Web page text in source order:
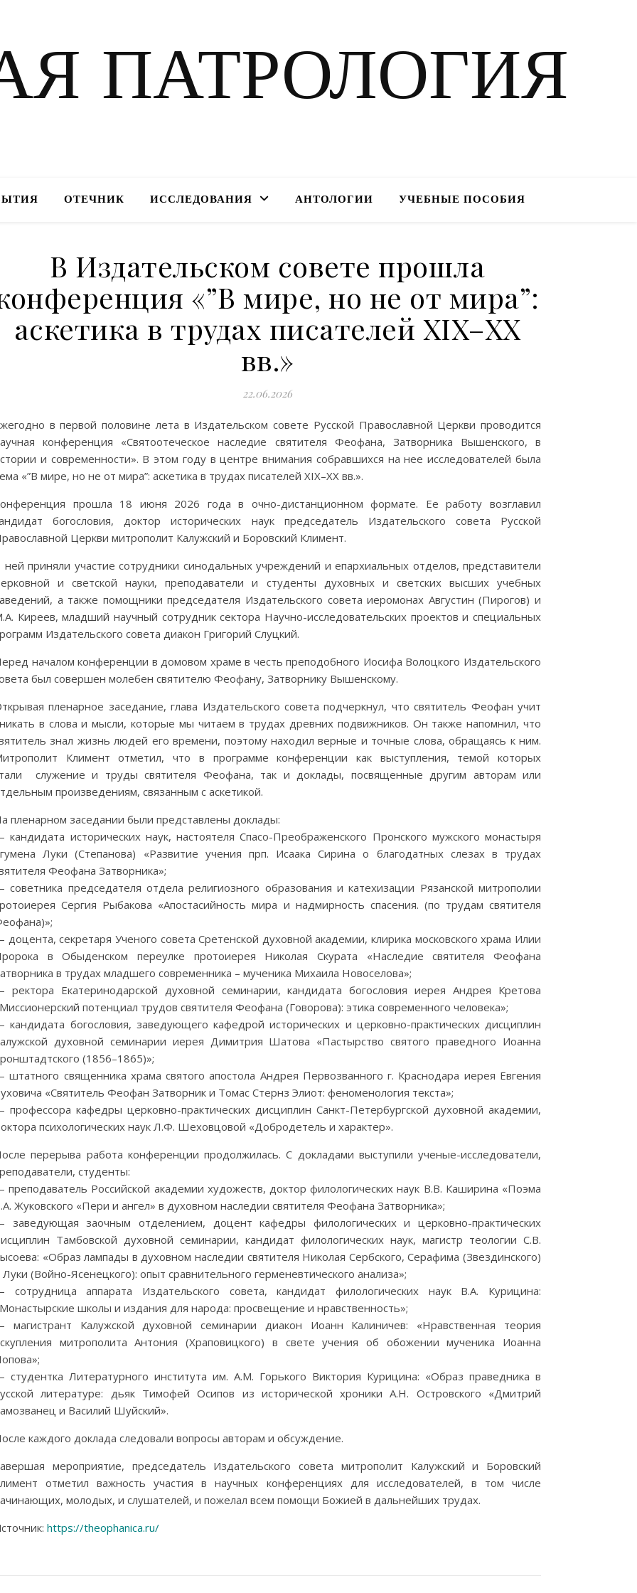
ПАТРОЛОГИЯ
ОТЕЧНИК ИССЛЕДОВАНИЯ АНТОЛОГИИ УЧЕБНЫЕ ПОСОБИЯ
В Издательском совете прошла
«”В мире, но не от мира”:
аскетика в трудах писателей XIX–XX
вв.»
22.06.2026
в первой половине лета в Издательском совете Русской Православной Церкви проводится
конференция «Святоотеческое наследие святителя Феофана, Затворника Вышенского, в
и современности». В этом году в центре внимания собравшихся на нее исследователей была
«”В мире, но не от мира”: аскетика в трудах писателей XIX–XX вв.».
прошла 18 июня 2026 года в очно-дистанционном формате. Ее работу возглавил
богословия, доктор исторических наук председатель Издательского совета Русской
Церкви митрополит Калужский и Боровский Климент.
ней приняли участие сотрудники синодальных учреждений и епархиальных отделов, представители
и светской науки, преподаватели и студенты духовных и светских высших учебных
а также помощники председателя Издательского совета иеромонах Августин (Пирогов) и
Киреев, младший научный сотрудник сектора Научно-исследовательских проектов и специальных
Издательского совета диакон Григорий Слуцкий.
началом конференции в домовом храме в честь преподобного Иосифа Волоцкого Издательского
был совершен молебен святителю Феофану, Затворнику Вышенскому.
пленарное заседание, глава Издательского совета подчеркнул, что святитель Феофан учит
в слова и мысли, которые мы читаем в трудах древних подвижников. Он также напомнил, что
знал жизнь людей его времени, поэтому находил верные и точные слова, обращаясь к ним.
Климент отметил, что в программе конференции как выступления, темой которых
служение и труды святителя Феофана, так и доклады, посвященные другим авторам или
произведениям, связанным с аскетикой.
пленарном заседании были представлены доклады:
кандидата исторических наук, настоятеля Спасо-Преображенского Пронского мужского монастыря
Луки (Степанова) «Развитие учения прп. Исаака Сирина о благодатных слезах в трудах
Феофана Затворника»;
советника председателя отдела религиозного образования и катехизации Рязанской митрополии
Сергия Рыбакова «Апостасийность мира и надмирность спасения. (по трудам святителя
доцента, секретаря Ученого совета Сретенской духовной академии, клирика московского храма Илии
в Обыденском переулке протоиерея Николая Скурата «Наследие святителя Феофана
в трудах младшего современника – мученика Михаила Новоселова»;
ректора Екатеринодарской духовной семинарии, кандидата богословия иерея Андрея Кретова
потенциал трудов святителя Феофана (Говорова): этика современного человека»;
кандидата богословия, заведующего кафедрой исторических и церковно-практических дисциплин
духовной семинарии иерея Димитрия Шатова «Пастырство святого праведного Иоанна
(1856–1865)»;
штатного священника храма святого апостола Андрея Первозванного г. Краснодара иерея Евгения
«Святитель Феофан Затворник и Томас Стернз Элиот: феноменология текста»;
профессора кафедры церковно-практических дисциплин Санкт-Петербургской духовной академии,
психологических наук Л.Ф. Шеховцовой «Добродетель и характер».
перерыва работа конференции продолжилась. С докладами выступили ученые-исследователи,
студенты:
преподаватель Российской академии художеств, доктор филологических наук В.В. Каширина «Поэма
Жуковского «Пери и ангел» в духовном наследии святителя Феофана Затворника»;
заведующая заочным отделением, доцент кафедры филологических и церковно-практических
Тамбовской духовной семинарии, кандидат филологических наук, магистр теологии С.В.
«Образ лампады в духовном наследии святителя Николая Сербского, Серафима (Звездинского)
Луки (Войно-Ясенецкого): опыт сравнительного герменевтического анализа»;
сотрудница аппарата Издательского совета, кандидат филологических наук В.А. Курицина:
школы и издания для народа: просвещение и нравственность»;
магистрант Калужской духовной семинарии диакон Иоанн Калиничев: «Нравственная теория
митрополита Антония (Храповицкого) в свете учения об обожении мученика Иоанна
студентка Литературного института им. А.М. Горького Виктория Курицина: «Образ праведника в
литературе: дьяк Тимофей Осипов из исторической хроники А.Н. Островского «Дмитрий
и Василий Шуйский».
каждого доклада следовали вопросы авторам и обсуждение.
мероприятие, председатель Издательского совета митрополит Калужский и Боровский
отметил важность участия в научных конференциях для исследователей, в том числе
молодых, и слушателей, и пожелал всем помощи Божией в дальнейших трудах.
https://theophanica.ru/